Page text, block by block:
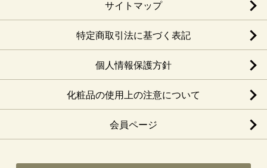
サイトマップ
特定商取引法に基づく表記
個人情報保護方針
化粧品の使用上の注意について
会員ページ